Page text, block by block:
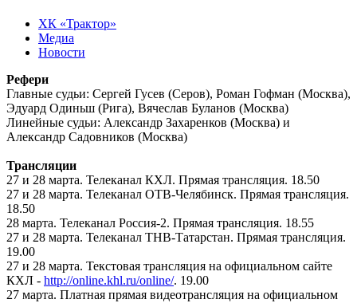
ХК «Трактор»
Медиа
Новости
Рефери
Главные судьи: Сергей Гусев (Серов), Роман Гофман (Москва),
Эдуард Одиньш (Рига), Вячеслав Буланов (Москва)
Линейные судьи: Александр Захаренков (Москва) и
Александр Садовников (Москва)
Трансляции
27 и 28 марта. Телеканал КХЛ. Прямая трансляция. 18.50
27 и 28 марта. Телеканал ОТВ-Челябинск. Прямая трансляция.
18.50
28 марта. Телеканал Россия-2. Прямая трансляция. 18.55
27 и 28 марта. Телеканал ТНВ-Татарстан. Прямая трансляция.
19.00
27 и 28 марта. Текстовая трансляция на официальном сайте
КХЛ - http://online.khl.ru/online/. 19.00
27 марта. Платная прямая видеотрансляция на официальном